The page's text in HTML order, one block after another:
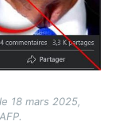
18 mars 2025,